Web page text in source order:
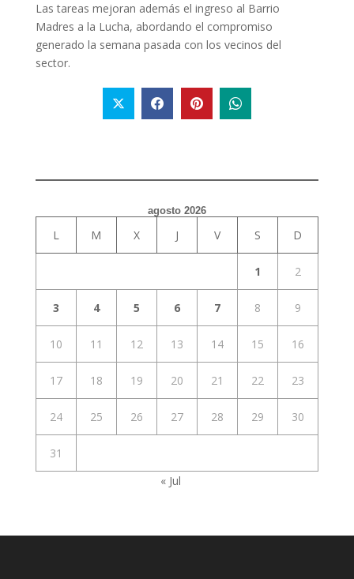
Las tareas mejoran además el ingreso al Barrio
Madres a la Lucha, abordando el compromiso
generado la semana pasada con los vecinos del
sector.
agosto 2026
L M X J V S D
1 2
3 4 5 6 7 8 9
10 11 12 13 14 15 16
17 18 19 20 21 22 23
24 25 26 27 28 29 30
31
« Jul